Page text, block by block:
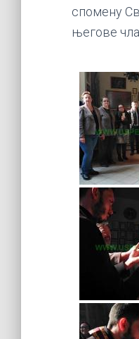
спомену
његове